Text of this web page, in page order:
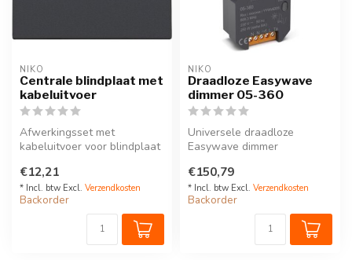
NIKO
Centrale blindplaat met
kabeluitvoer
Afwerkingsset met
kabeluitvoer voor blindplaat
Kleur te kiez...
€12,21
* Incl. btw Excl. Verzendkosten
Backorder
NIKO
Draadloze Easywave
dimmer 05-360
Universele draadloze
Easywave dimmer
€150,79
* Incl. btw Excl. Verzendkosten
Backorder